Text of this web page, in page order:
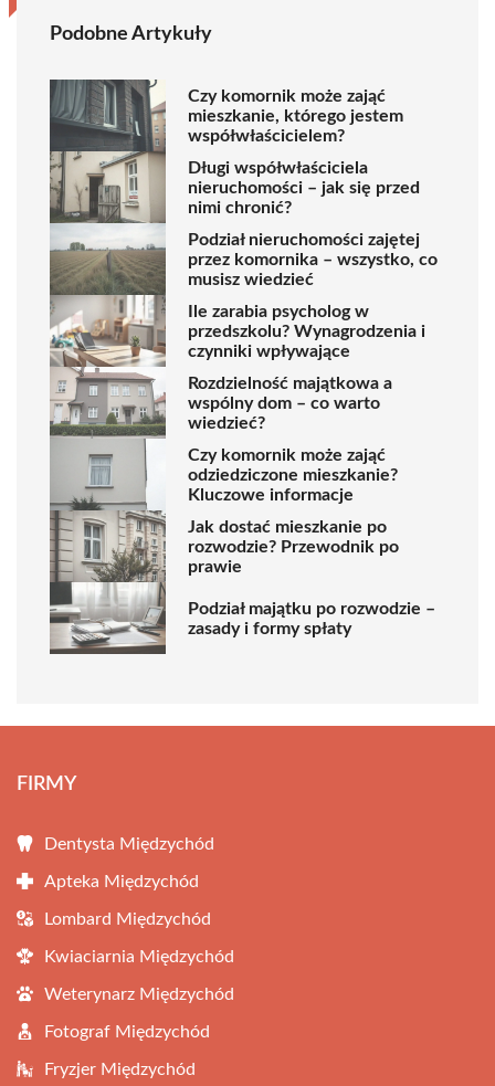
Podobne Artykuły
Czy komornik może zająć
mieszkanie, którego jestem
współwłaścicielem?
Długi współwłaściciela
nieruchomości – jak się przed
nimi chronić?
Podział nieruchomości zajętej
przez komornika – wszystko, co
musisz wiedzieć
Ile zarabia psycholog w
przedszkolu? Wynagrodzenia i
czynniki wpływające
Rozdzielność majątkowa a
wspólny dom – co warto
wiedzieć?
Czy komornik może zająć
odziedziczone mieszkanie?
Kluczowe informacje
Jak dostać mieszkanie po
rozwodzie? Przewodnik po
prawie
Podział majątku po rozwodzie –
zasady i formy spłaty
FIRMY
Dentysta Międzychód
Apteka Międzychód
Lombard Międzychód
Kwiaciarnia Międzychód
Weterynarz Międzychód
Fotograf Międzychód
Fryzjer Międzychód